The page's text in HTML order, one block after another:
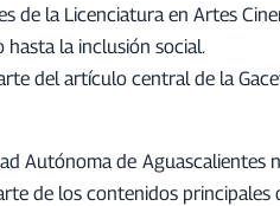
de la Licenciatura en Artes
hasta la inclusión social.
del artículo central de la
Autónoma de
de los contenidos